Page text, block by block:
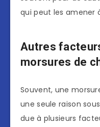
qui peut les amener
Autres
morsures de
Souvent, une
une seule raison
due à plusieurs